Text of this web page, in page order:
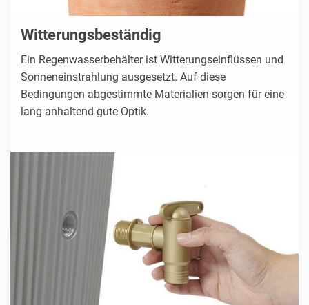
Witterungsbeständig
Ein Regenwasserbehälter ist Witterungseinflüssen und
Sonneneinstrahlung ausgesetzt. Auf diese
Bedingungen abgestimmte Materialien sorgen für eine
lang anhaltend gute Optik.